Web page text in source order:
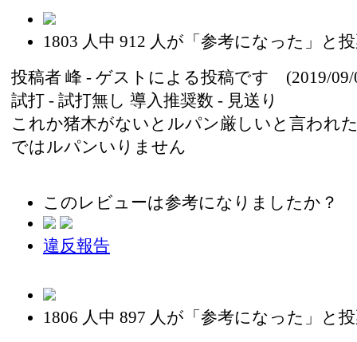
1803 人中 912 人が「参考になった」と
投稿者 峰 - ゲストによる投稿です (2019/09/
試打 - 試打無し 導入推奨数 - 見送り
これか猪木がないとルパン厳しいと言われ
ではルパンいりません
このレビューは参考になりましたか？
違反報告
1806 人中 897 人が「参考になった」と